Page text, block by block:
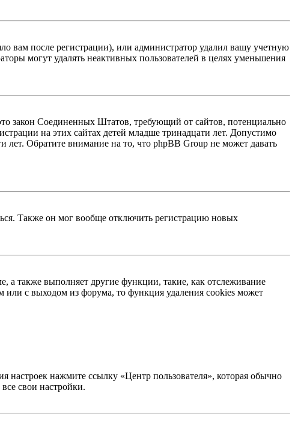
вам после регистрации), или администратор удалил вашу учетную
могут удалять неактивных пользователей в целях уменьшения
закон Соединенных Штатов, требующий от сайтов, потенциально
на этих сайтах детей младше тринадцати лет. Допустимо
Обратите внимание на то, что phpBB Group не может давать
Также он мог вообще отключить регистрацию новых
а также выполняет другие функции, такие, как отслеживание
с выходом из форума, то функция удаления cookies может
настроек нажмите ссылку «Центр пользователя», которая обычно
свои настройки.